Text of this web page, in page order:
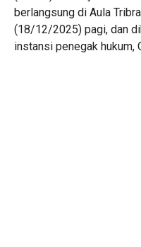
berlangsung di Aula
(18/12/2025) pagi, dan
instansi penegak hukum,